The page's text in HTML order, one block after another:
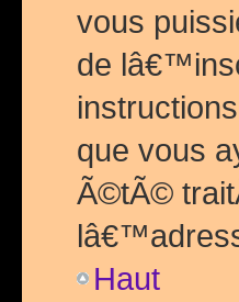
vous
de
que vous
Ã©tÃ©
Haut